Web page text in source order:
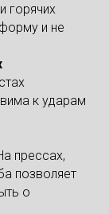
горячих
и не
к ударам
прессах,
позволяет
о